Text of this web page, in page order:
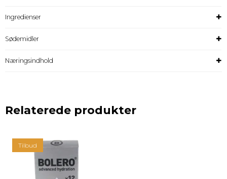
Ingredienser
Sødemidler
Næringsindhold
Relaterede produkter
Tilbud